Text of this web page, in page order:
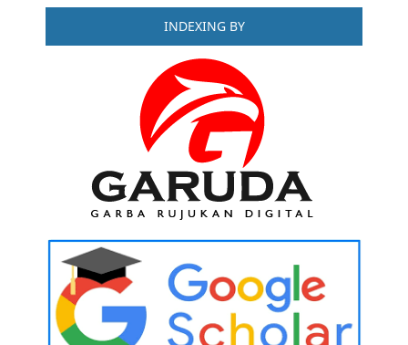
INDEXING BY